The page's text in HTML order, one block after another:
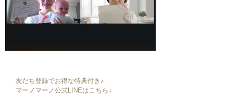
友だち登録でお得な特典付き♪
マーノマーノ公式LINEはこちら↓